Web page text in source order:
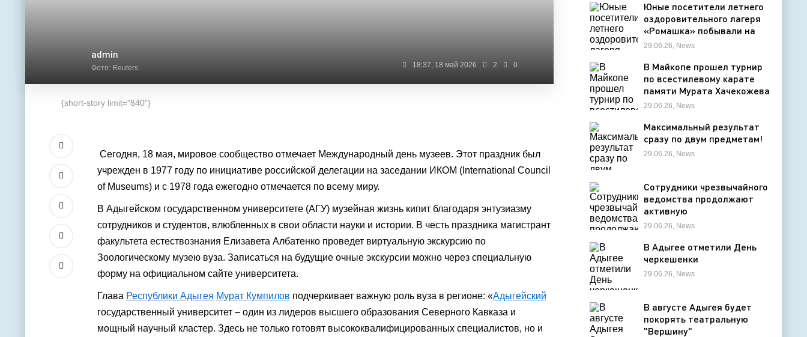
admin
Фото: Reuters 18:37, 18 май 2026 2 0
{short-story limit="840"}
Сегодня, 18 мая, мировое сообщество отмечает Международный день музеев. Этот праздник был
учрежден в 1977 году по инициативе российской делегации на заседании ИКОМ (International Council
of Museums) и с 1978 года ежегодно отмечается по всему миру.
В Адыгейском государственном университете (АГУ) музейная жизнь кипит благодаря энтузиазму
сотрудников и студентов, влюбленных в свои области науки и истории. В честь праздника магистрант
факультета естествознания Елизавета Албатенко проведет виртуальную экскурсию по
Зоологическому музею вуза. Записаться на будущие очные экскурсии можно через специальную
форму на официальном сайте университета.
Глава Республики Адыгея Мурат Кумпилов подчеркивает важную роль вуза в регионе: «Адыгейский
государственный университет – один из лидеров высшего образования Северного Кавказа и
мощный научный кластер. Здесь не только готовят высококвалифицированных специалистов, но и
Юные посетители летнего
оздоровительного лагеря
«Ромашка» побывали на
экскурсии в Дондуковском
29.06.26, News
В Майкопе прошел турнир
по всестилевому карате
памяти Мурата Хачекожева
29.06.26, News
Максимальный результат
сразу по двум предметам!
29.06.26, News
Сотрудники чрезвычайного
ведомства продолжают
активную
профилактическую
оздоровительных лагерях
29.06.26, News
В Адыгее отметили День
черкешенки
29.06.26, News
В августе Адыгея будет
покорять театральную
"Вершину"